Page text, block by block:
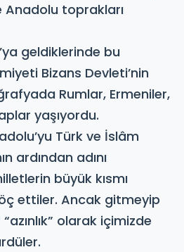
toprakları
geldiklerinde bu
Bizans Devleti’nin
Rumlar, Ermeniler,
yaşıyordu.
Türk ve İslâm
ardından adını
büyük kısmı
ettiler. Ancak gitmeyip
olarak içimizde